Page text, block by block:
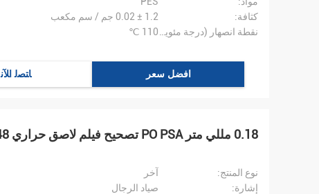
كثافة:
1.2 ± 0.02 جم / سم مكعب
110 ℃
افضل سعر ﺎﺘﺼﻟ ﺍﻶﻧ
0.18 مللي متر PO PSA تصحيح فيلم لاصق حراري 48 سنتيمتر فيلم بالحرارة
نوع المنتج:
آخر
إشارة:
صياد الرجال